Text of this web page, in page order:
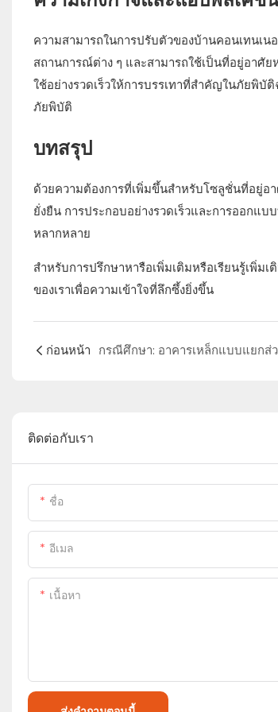
ความสามารถในการปรับตัวของบ้านคอนเทนเ
สถานการณ์ต่าง ๆ และสามารถใช้เป็นที่อยู่อาศั
ใช้อย่างรวดเร็วให้การบรรเทาที่สำคัญในภัยพิ
ภัยพิบัติ
บทสรุป
ด้วยความต้องการที่เพิ่มขึ้นสำหรับโซลูชั่นที่อยู่อ
ยั่งยืน การประกอบอย่างรวดเร็วและการออกแ
หลากหลาย
สำหรับการปรึกษาหารือเพิ่มเติมหรือเรียนรู้เพิ่
ของเราเพื่อความเข้าใจที่ลึกซึ้งยิ่งขึ้น
ก่อนหน้า
ติดต่อกับเรา
ชื่อ
อีเมล
เนื้อหา